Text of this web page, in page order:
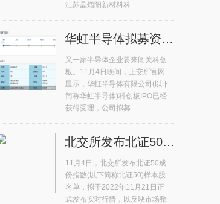
江苏晶熠阳新材料科
华虹半导体拟募资180亿元冲击科创板 年内排名第二
又一家半导体企业要来闯关科创
板。11月4日晚间，上交所官网
显示，华虹半导体有限公司(以下
简称华虹半导体)科创板IPO已经
获得受理，公司拟募
北交所发布北证50成份指数首发样本股 总市值占比71%
11月4日，北交所发布北证50成
份指数(以下简称北证50)样本股
名单，拟于2022年11月21日正
式发布实时行情，以反映市场整